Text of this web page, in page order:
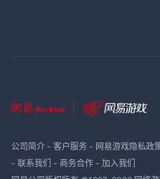
公司简介- 客户服务- 网易游戏隐私政
- 联系我们 - 商务合作- 加入我们